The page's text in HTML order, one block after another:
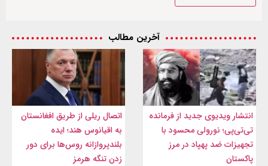
آخرین مطالب
انتشار ویدیوی جدید از فرمانده
تی‌تی‌پی؛ نورولی محسود با
تجهیزات ضد پهپاد در مرز
پاکستان
اتصال ریلی از طریق افغانستان
به اقیانوس هند؛ ایده
بلندپروازانه روس‌ها برای دور
زدن تنگه هرمز